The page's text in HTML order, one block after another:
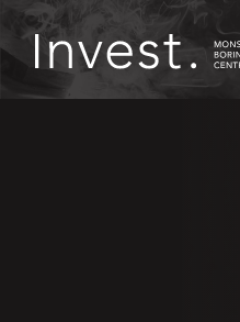
Skip
content